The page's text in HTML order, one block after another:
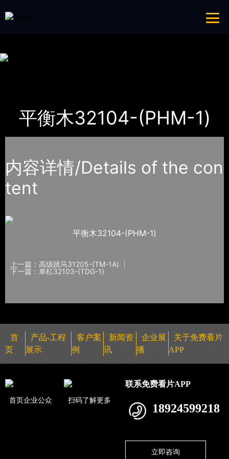
网站地图
平衡木32104-(PHM-1)
内容详情/Details of the con
tent
平衡木32104-(PHM-1)
上一篇：高级跳马31205-(TM-1A)
下一篇：单杠32103-(TDG-1)
首
页
产品-工程
展示
客户案
例
新闻资
讯
企业展
播
关于免费看片
APP
首页企业公众 扫码了解更多
联系免费看片APP
18924599218
立即咨询